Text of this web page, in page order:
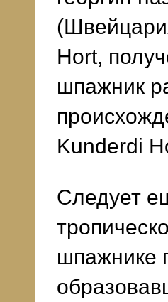
Hort,
шпажник
Kunderdi
Следует
шпажнике